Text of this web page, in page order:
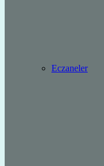
Eczaneler